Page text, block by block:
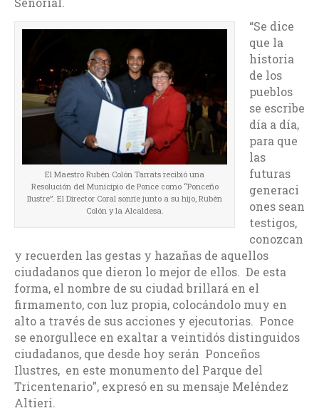
El Maestro Rubén Colón Tarrats recibió una
Resolución del Municipio de Ponce como “Ponceño
Ilustre”. El Director Coral sonríe junto a su hijo, Rubén
Colón y la Alcaldesa.
“Se dice
que la
historia
de los
pueblos
se escribe
día a día,
para que
las
futuras
generaci
ones sean
testigos,
conozcan
y recuerden las gestas y hazañas de aquellos
ciudadanos que dieron lo mejor de ellos. De esta
forma, el nombre de su ciudad brillará en el
firmamento, con luz propia, colocándolo muy en
alto a través de sus acciones y ejecutorias. Ponce
se enorgullece en exaltar a veintidós distinguidos
ciudadanos, que desde hoy serán Ponceños
Ilustres, en este monumento del Parque del
Tricentenario”, expresó en su mensaje Meléndez
Altieri.